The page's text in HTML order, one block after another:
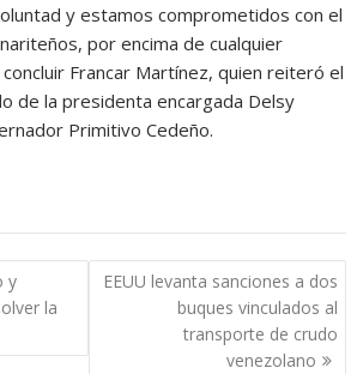
y estamos comprometidos con el
por encima de cualquier
Francar Martínez, quien reiteró el
de la presidenta encargada Delsy
Primitivo Cedeño.
y
la
EEUU levanta sanciones a dos
buques vinculados al
transporte de crudo
venezolano